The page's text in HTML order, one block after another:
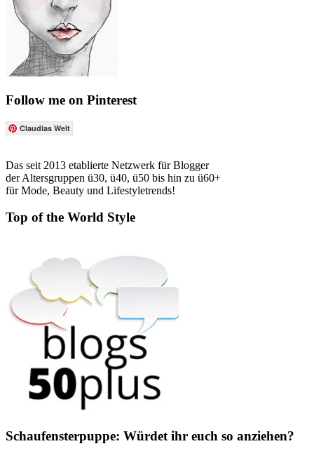
Follow me on Pinterest
Claudias Welt
Das seit 2013 etablierte Netzwerk für Blogger
der Altersgruppen ü30, ü40, ü50 bis hin zu ü60+
für Mode, Beauty und Lifestyletrends!
Top of the World Style
Schaufensterpuppe: Würdet ihr euch so anziehen?